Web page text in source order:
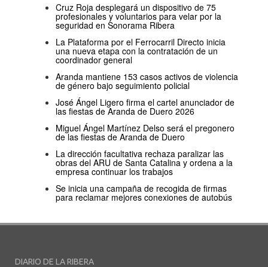
Cruz Roja desplegará un dispositivo de 75
profesionales y voluntarios para velar por la
seguridad en Sonorama Ribera
La Plataforma por el Ferrocarril Directo inicia
una nueva etapa con la contratación de un
coordinador general
Aranda mantiene 153 casos activos de violencia
de género bajo seguimiento policial
José Ángel Ligero firma el cartel anunciador de
las fiestas de Aranda de Duero 2026
Miguel Ángel Martínez Delso será el pregonero
de las fiestas de Aranda de Duero
La dirección facultativa rechaza paralizar las
obras del ARU de Santa Catalina y ordena a la
empresa continuar los trabajos
Se inicia una campaña de recogida de firmas
para reclamar mejores conexiones de autobús
DIARIO DE LA RIBERA